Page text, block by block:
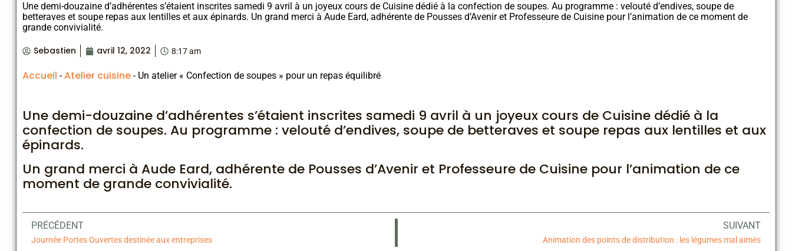
Une demi-douzaine d’adhérentes s’étaient inscrites samedi 9 avril à un joyeux cours de Cuisine dédié à la confection de soupes. Au programme : velouté d’endives, soupe de
betteraves et soupe repas aux lentilles et aux épinards. Un grand merci à Aude Eard, adhérente de Pousses d’Avenir et Professeure de Cuisine pour l’animation de ce moment de
grande convivialité.
Sebastien avril 12, 2022 8:17 am
Accueil -Atelier cuisine- Un atelier « Confection de soupes » pour un repas équilibré
Une demi-douzaine d’adhérentes s’étaient inscrites samedi 9 avril à un joyeux cours de Cuisine dédié à la
confection de soupes. Au programme : velouté d’endives, soupe de betteraves et soupe repas aux lentilles et aux
épinards.
Un grand merci à Aude Eard, adhérente de Pousses d’Avenir et Professeure de Cuisine pour l’animation de ce
moment de grande convivialité.
PRÉCÉDENT
Journée Portes Ouvertes destinée aux entreprises
SUIVANT
Animation des points de distribution : les légumes mal aimés